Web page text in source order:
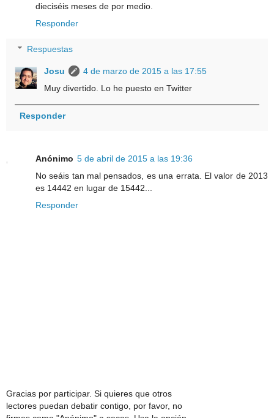
dieciséis meses de por medio.
Responder
Respuestas
Josu
4 de marzo de 2015 a las 17:55
Muy divertido. Lo he puesto en Twitter
Responder
Anónimo 5 de abril de 2015 a las 19:36
No seáis tan mal pensados, es una errata. El valor de 2013
es 14442 en lugar de 15442...
Responder
Gracias por participar. Si quieres que otros
lectores puedan debatir contigo, por favor, no